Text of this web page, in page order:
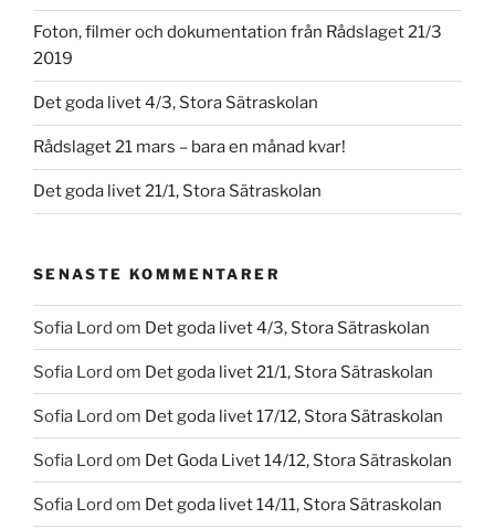
Foton, filmer och dokumentation från Rådslaget 21/3
2019
Det goda livet 4/3, Stora Sätraskolan
Rådslaget 21 mars – bara en månad kvar!
Det goda livet 21/1, Stora Sätraskolan
SENASTE KOMMENTARER
Sofia Lord om Det goda livet 4/3, Stora Sätraskolan
Sofia Lord om Det goda livet 21/1, Stora Sätraskolan
Sofia Lord om Det goda livet 17/12, Stora Sätraskolan
Sofia Lord om Det Goda Livet 14/12, Stora Sätraskolan
Sofia Lord om Det goda livet 14/11, Stora Sätraskolan